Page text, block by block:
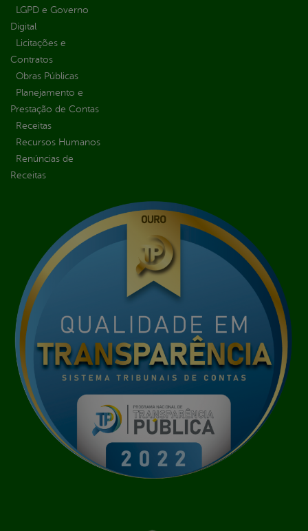
LGPD e Governo
Digital
Licitações e
Contratos
Obras Públicas
Planejamento e
Prestação de Contas
Receitas
Recursos Humanos
Renúncias de
Receitas